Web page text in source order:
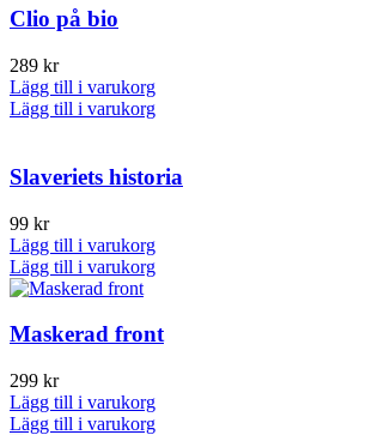
produktsidan
flera
olika
alternativen
kan
på
produktsidan
har
De
olika
alternativen
väljas
på
Clio på bio
289 kr
Lägg till i varukorg
Lägg till i varukorg
Slaveriets historia
99 kr
Lägg till i varukorg
Lägg till i varukorg
Maskerad front
299 kr
Lägg till i varukorg
Lägg till i varukorg